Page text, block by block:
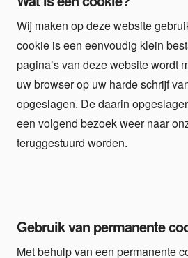
Wij maken op deze website
cookie is een eenvoudig klein
pagina’s van deze website wordt
uw browser op uw harde schrijf
opgeslagen. De daarin
een volgend bezoek weer naar
teruggestuurd worden.
Gebruik van permanente
Met behulp van een permanente